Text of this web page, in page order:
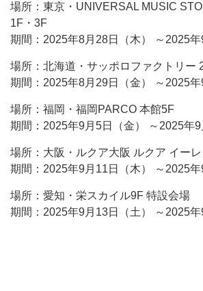
場所：東京・UNIVERSAL MUSIC
1F・3F
期間：2025年8月28日（木） ～2025年
場所：北海道・サッポロファクトリー
期間：2025年8月29日（金） ～2025年
場所：福岡・福岡PARCO 本館5F
期間：2025年9月5日（金） ～2025年9
場所：大阪・ルクア大阪 ルクア イー
期間：2025年9月11日（木） ～2025年
場所：愛知・栄スカイル9F 特設会場
期間：2025年9月13日（土） ～2025年